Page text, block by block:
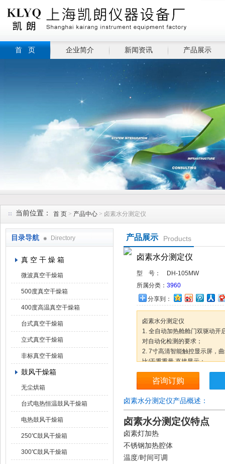
首 页 企业简介 新闻资讯 产品展示
当前位置： 首 页 > 产品中心 > 卤素水分测定仪
目录导航 Directory
真 空 干 燥 箱
微波真空干燥箱
500度真空干燥箱
400度高温真空干燥箱
台式真空干燥箱
立式真空干燥箱
非标真空干燥箱
鼓风干燥箱
无尘烘箱
台式电热恒温鼓风干燥箱
电热鼓风干燥箱
250℃鼓风干燥箱
300℃鼓风干燥箱
产品展示 Products
卤素水分测定仪
型 号：
DH-105MW
所属分类： 3960
分享到：
卤素水分测定仪
1. 全自动加热舱舱门双驱动开
对自动化检测的要求；
2. 7寸高清智能触控显示屏，
比/干重重量 直接显示；
3. 230℃极限加热温度，满足
4. 样品有效放置加热舱高度
5. 样品测试可视窗，实时监测
咨询订购
卤素水分测定仪产品概述：
卤素水分测定仪特点
卤素灯加热
不锈钢加热腔体
温度/时间可